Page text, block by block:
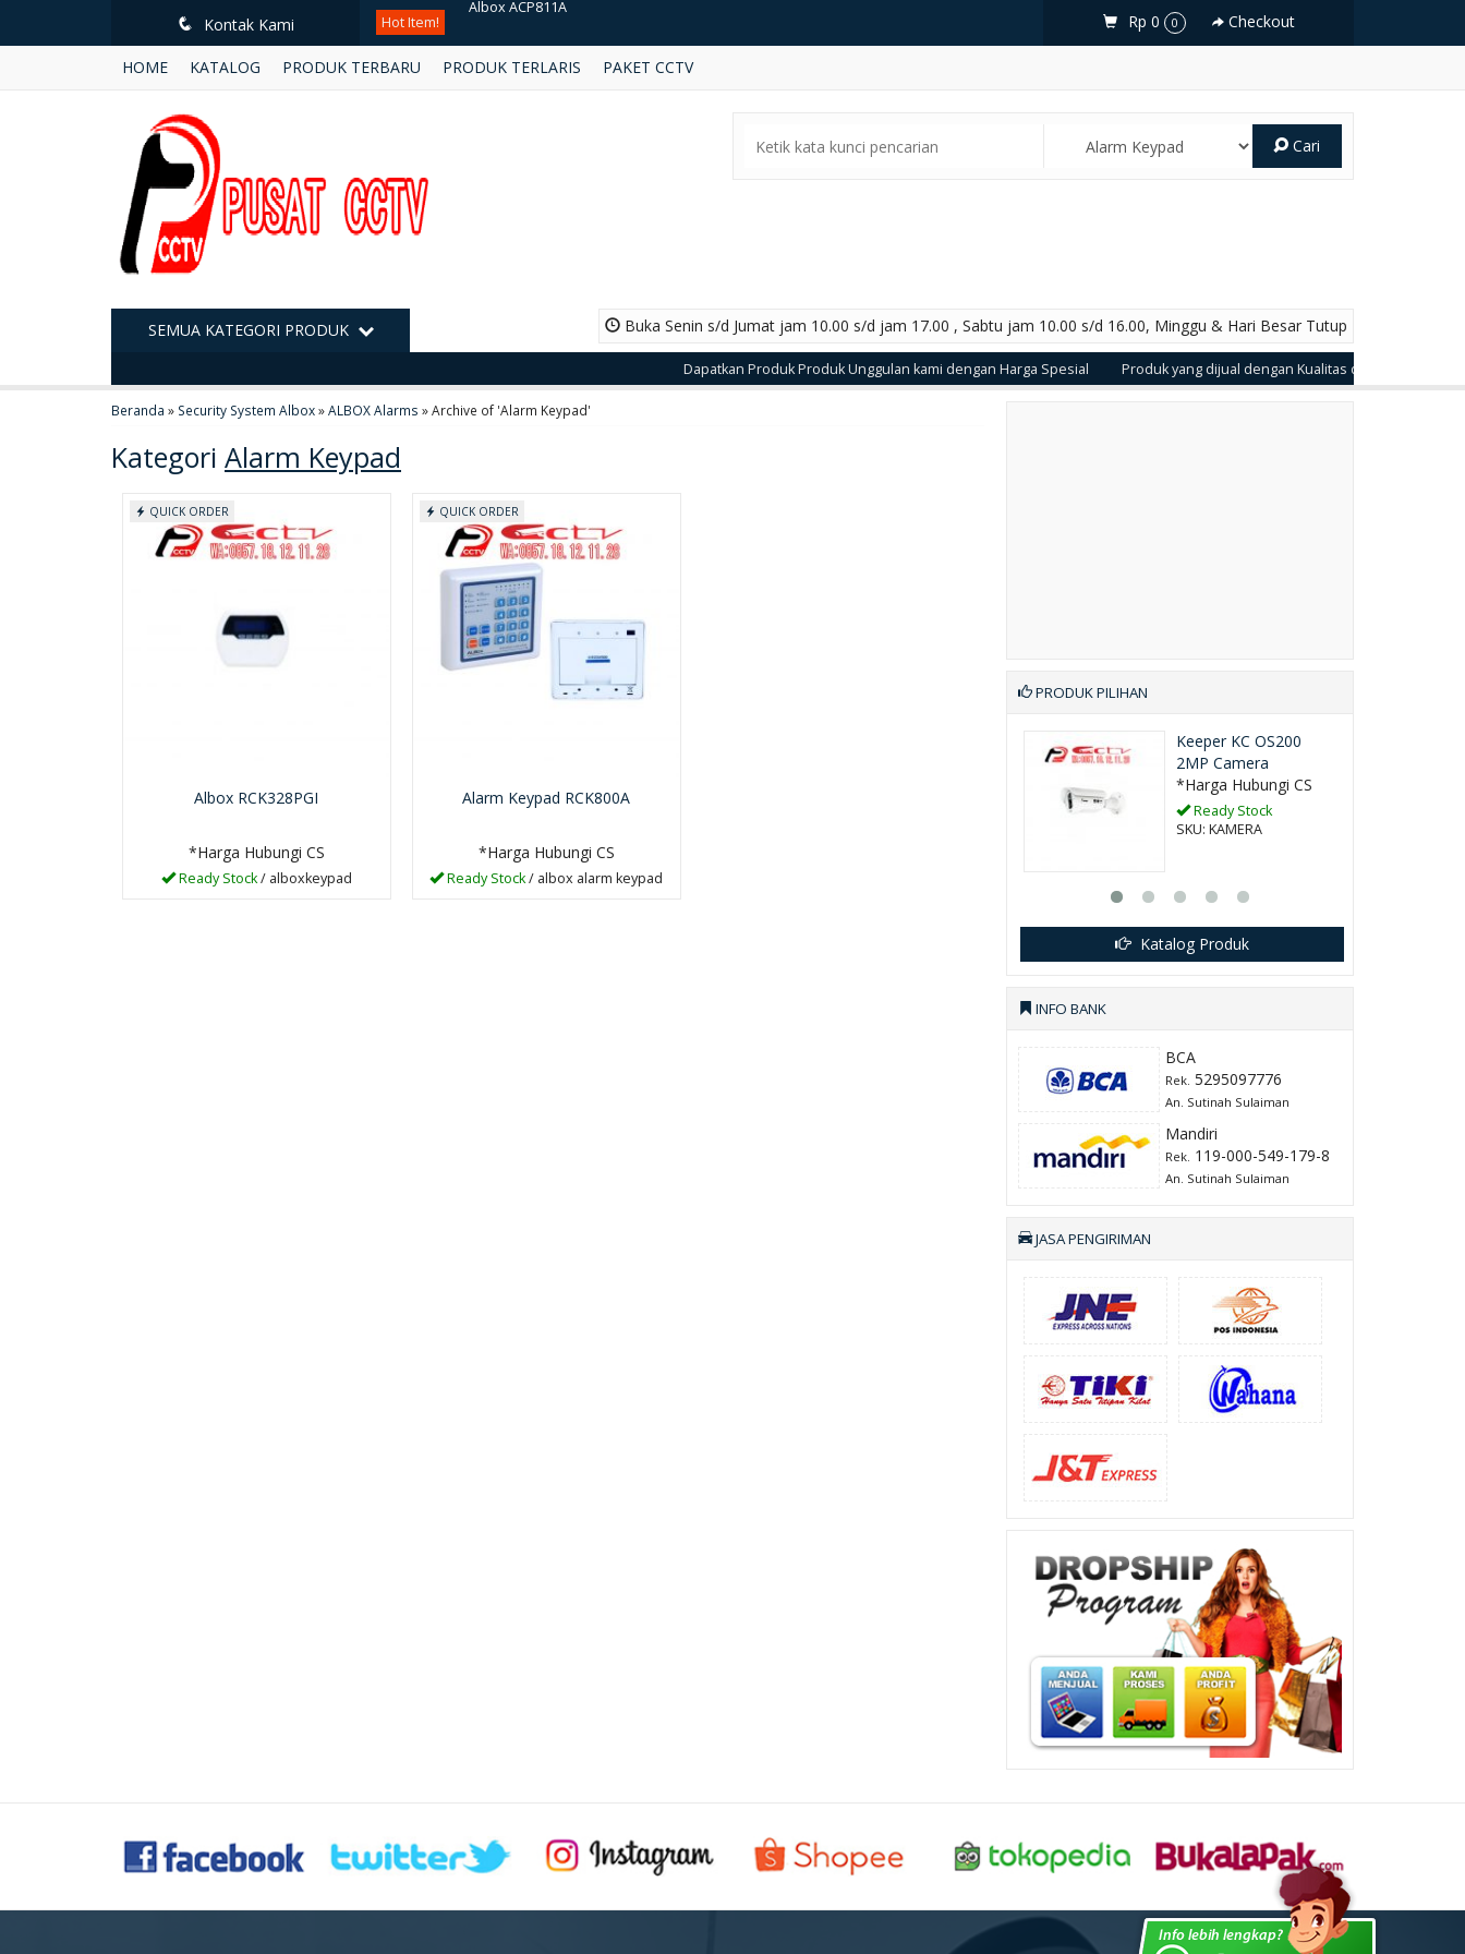
q Kontak Kami Hot Item!
Albox SAC290D
Rp 0 0 Checkout
HOME KATALOG PRODUK TERBARU PRODUK TERLARIS PAKET CCTV
Cari
Buka Senin s/d Jumat jam 10.00 s/d jam 17.00 , Sabtu jam 10.00 s/d 16.00, Minggu & Hari Besar Tutup
SEMUA KATEGORI PRODUK
Dapatkan Produk Produk Unggulan kami dengan Harga Spesial Produk yang dijual dengan Kualitas dan Garansi Produk
Beranda » Security System Albox»ALBOX Alarms »Archive of 'Alarm Keypad'
Kategori Alarm Keypad
QUICK ORDER
Albox RCK328PGI
*Harga Hubungi CS
Ready Stock/ alboxkeypad
QUICK ORDER
Alarm Keypad RCK800A
*Harga Hubungi CS
Ready Stock/ albox alarm keypad
PRODUK PILIHAN
Keeper KC OS200
2MP Camera
*Harga Hubungi CS
Ready Stock
SKU: KAMERA
Katalog Produk
INFO BANK
BCA
Rek. 5295097776
An. Sutinah Sulaiman
Mandiri
Rek. 119-000-549-179-8
An. Sutinah Sulaiman
JASA PENGIRIMAN